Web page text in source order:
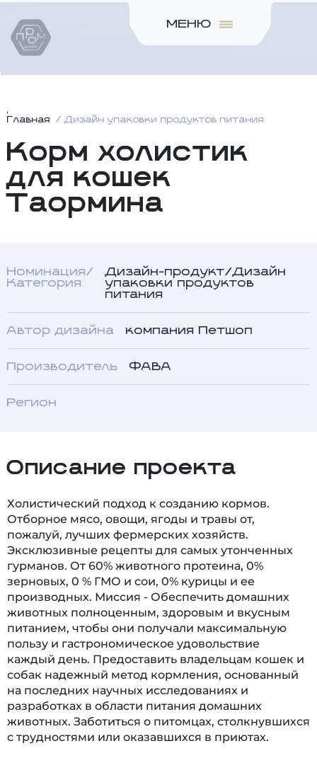
Главная Дизайн упаковки продуктов питания
Корм холистик
для кошек
Таормина
Номинация/
Категория
Дизайн-продукт/Дизайн
упаковки продуктов
питания
Автор дизайна компания Петшоп
Производитель ФАВА
Регион
Описание проекта
Холистический подход к созданию кормов.
Отборное мясо, овощи, ягоды и травы от,
пожалуй, лучших фермерских хозяйств.
Эксклюзивные рецепты для самых утонченных
гурманов. От 60% животного протеина, 0%
зерновых, 0 % ГМО и сои, 0% курицы и ее
производных. Миссия - Обеспечить домашних
животных полноценным, здоровым и вкусным
питанием, чтобы они получали максимальную
пользу и гастрономическое удовольствие
каждый день. Предоставить владельцам кошек и
собак надежный метод кормления, основанный
на последних научных исследованиях и
разработках в области питания домашних
животных. Заботиться о питомцах, столкнувшихся
с трудностями или оказавшихся в приютах.